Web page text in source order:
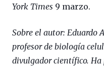
York Times 9 marzo.
Sobre el autor: Eduardo
profesor de biología
divulgador científico. Ha